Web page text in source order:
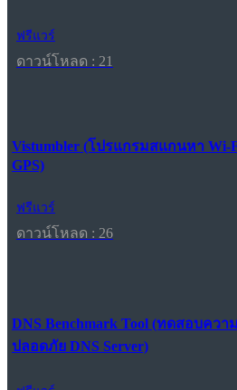
ฟรีแวร์
ดาวน์โหลด : 21
Vistumbler (โปรแกรมสแกนหา Wi-
GPS)
ฟรีแวร์
ดาวน์โหลด : 26
DNS Benchmark Tool (ทดสอบควา
ปลอดภัย DNS Server)